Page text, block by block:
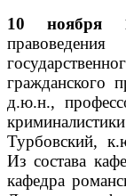
10 ноября
гражданского
д.ю.н.,
Турбовский,
Из состава
кафедра